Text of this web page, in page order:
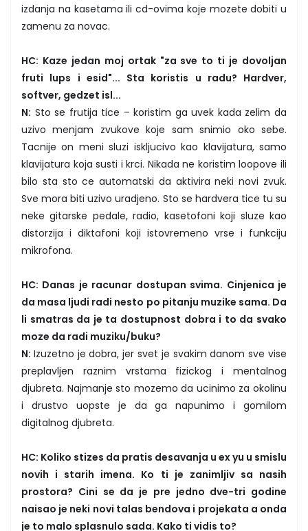
izdanja na kasetama ili cd-ovima koje mozete dobiti u
zamenu za novac.
HC: Kaze jedan moj ortak "za sve to ti je dovoljan
fruti lups i esid"... Sta koristis u radu? Hardver,
softver, gedzet isl...
N: Sto se frutija tice – koristim ga uvek kada zelim da
uzivo menjam zvukove koje sam snimio oko sebe.
Tacnije on meni sluzi iskljucivo kao klavijatura, samo
klavijatura koja susti i krci. Nikada ne koristim loopove ili
bilo sta sto ce automatski da aktivira neki novi zvuk.
Sve mora biti uzivo uradjeno. Sto se hardvera tice tu su
neke gitarske pedale, radio, kasetofoni koji sluze kao
distorzija i diktafoni koji istovremeno vrse i funkciju
mikrofona.
HC: Danas je racunar dostupan svima. Cinjenica je
da masa ljudi radi nesto po pitanju muzike sama. Da
li smatras da je ta dostupnost dobra i to da svako
moze da radi muziku/buku?
N: Izuzetno je dobra, jer svet je svakim danom sve vise
preplavljen raznim vrstama fizickog i mentalnog
djubreta. Najmanje sto mozemo da ucinimo za okolinu
i drustvo uopste je da ga napunimo i gomilom
digitalnog djubreta.
HC: Koliko stizes da pratis desavanja u ex yu u smislu
novih i starih imena. Ko ti je zanimljiv sa nasih
prostora? Cini se da je pre jedno dve-tri godine
naisao je neki novi talas bendova i projekata a onda
je to malo splasnulo sada. Kako ti vidis to?